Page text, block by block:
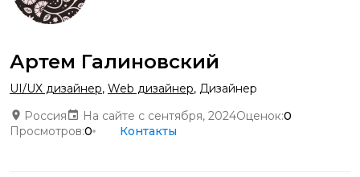
Артем Галиновский
UI/UX дизайнер, Web дизайнер, Дизайнер
Россия
На сайте с сентября, 2024Оценок:0
Просмотров:0 Контакты